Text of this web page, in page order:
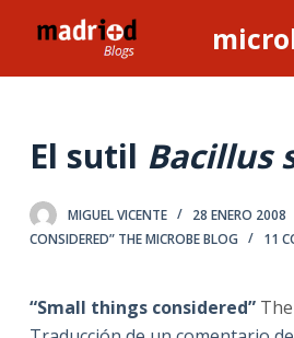
l
n
El sutil Bacillus
MIGUEL VICENTE 28 ENERO 2008
CONSIDERED” THE MICROBE BLOG
11
“Small things considered”